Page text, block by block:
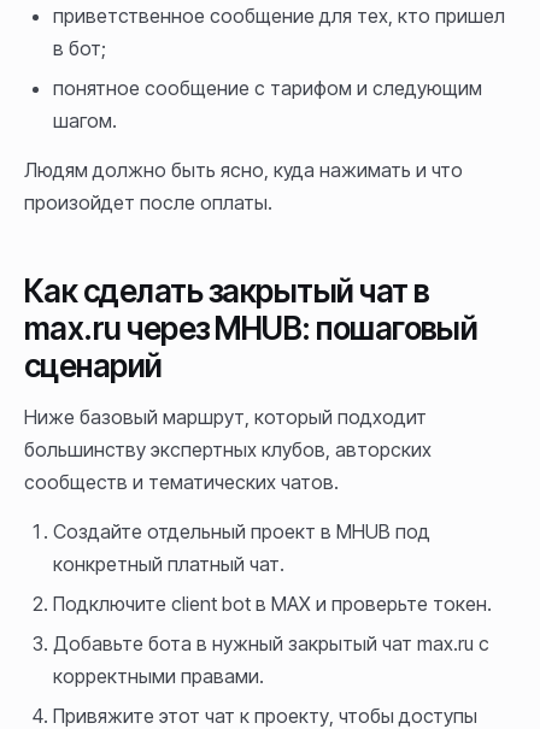
приветственное сообщение для тех, кто пришел
в бот;
понятное сообщение с тарифом и следующим
шагом.
Людям должно быть ясно, куда нажимать и что
произойдет после оплаты.
Как сделать закрытый чат в
max.ru через MHUB: пошаговый
сценарий
Ниже базовый маршрут, который подходит
большинству экспертных клубов, авторских
сообществ и тематических чатов.
Создайте отдельный проект в MHUB под
конкретный платный чат.
Подключите client bot в MAX и проверьте токен.
Добавьте бота в нужный закрытый чат max.ru с
корректными правами.
Привяжите этот чат к проекту, чтобы доступы